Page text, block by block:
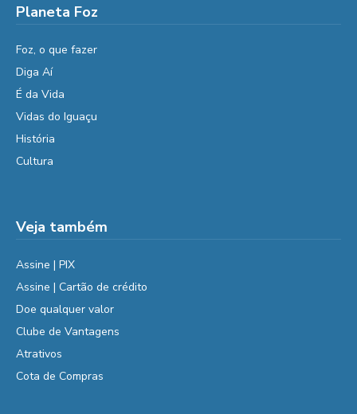
Planeta Foz
Foz, o que fazer
Diga Aí
É da Vida
Vidas do Iguaçu
História
Cultura
Veja também
Assine | PIX
Assine | Cartão de crédito
Doe qualquer valor
Clube de Vantagens
Atrativos
Cota de Compras